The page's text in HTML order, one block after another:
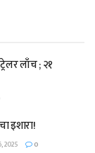
लाँच ; २१
इशारा!
2025 0